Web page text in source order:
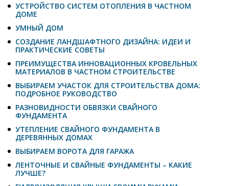
УСТРОЙСТВО СИСТЕМ ОТОПЛЕНИЯ В ЧАСТНОМ
ДОМЕ
УМНЫЙ ДОМ
СОЗДАНИЕ ЛАНДШАФТНОГО ДИЗАЙНА: ИДЕИ И
ПРАКТИЧЕСКИЕ СОВЕТЫ
ПРЕИМУЩЕСТВА ИННОВАЦИОННЫХ КРОВЕЛЬНЫХ
МАТЕРИАЛОВ В ЧАСТНОМ СТРОИТЕЛЬСТВЕ
ВЫБИРАЕМ УЧАСТОК ДЛЯ СТРОИТЕЛЬСТВА ДОМА:
ПОДРОБНОЕ РУКОВОДСТВО
РАЗНОВИДНОСТИ ОБВЯЗКИ СВАЙНОГО
ФУНДАМЕНТА
УТЕПЛЕНИЕ СВАЙНОГО ФУНДАМЕНТА В
ДЕРЕВЯННЫХ ДОМАХ
ВЫБИРАЕМ ВОРОТА ДЛЯ ГАРАЖА
ЛЕНТОЧНЫЕ И СВАЙНЫЕ ФУНДАМЕНТЫ – КАКИЕ
ЛУЧШЕ?